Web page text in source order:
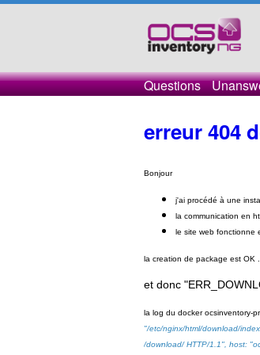
Questions
erreur 404
Bonjour
j'ai procédé à une
la communication en
le site web fonctionne
la creation de package est OK ...
et donc
la log du dockerocsinventory-
"/etc/nginx/html/download/
/download/ HTTP/1.1", host: